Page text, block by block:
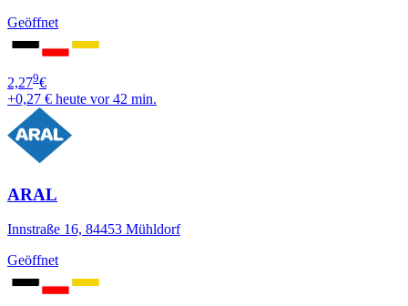
Geöffnet
2,279€
+0,27 € heute vor 42 min.
ARAL
Innstraße 16, 84453 Mühldorf
Geöffnet